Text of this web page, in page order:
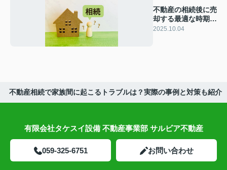
不動産の相続後に売
却する最適な時期
は？税制や手続きの
2025.10.04
不動産相続で家族間に起こるトラブルは？実際の事例と対策も紹介
有限会社タケスイ設備 不動産事業部 サルビア不動産
059-325-6751 お問い合わせ